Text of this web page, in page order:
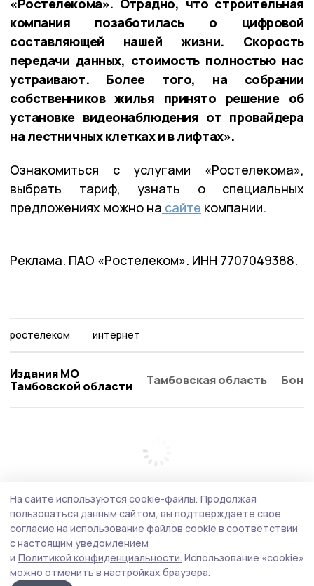
«Ростелекома». Отрадно, что строительная
компания позаботилась о цифровой
составляющей нашей жизни. Скорость
передачи данных, стоимость полностью нас
устраивают. Более того, на собрании
собственников жилья принято решение об
установке видеонаблюдения от провайдера
на лестничных клетках и в лифтах».
Ознакомиться с услугами «Ростелекома»,
выбрать тариф, узнать о специальных
предложениях можно на сайте компании.
Реклама. ПАО «Ростелеком». ИНН 7707049388.
ростелеком интернет
Издания МО
Тамбовской области
Тамбовская область
На сайте используются cookie-файлы. Продолжая
пользоваться данным сайтом, вы подтверждаете свое
согласие на использование файлов cookie в соответствии
с настоящим уведомлением
и Политикой конфиденциальности. Использование «cookie»
можно отменить в настройках браузера.